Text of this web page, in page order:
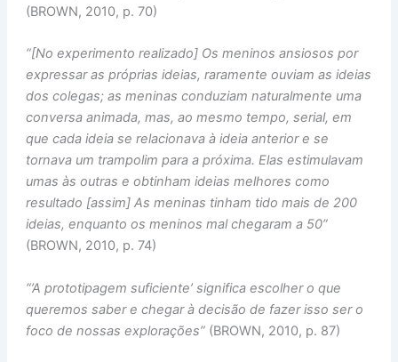
(BROWN, 2010, p. 70)
“[No experimento realizado] Os meninos ansiosos por
expressar as próprias ideias, raramente ouviam as ideias
dos colegas; as meninas conduziam naturalmente uma
conversa animada, mas, ao mesmo tempo, serial, em
que cada ideia se relacionava à ideia anterior e se
tornava um trampolim para a próxima. Elas estimulavam
umas às outras e obtinham ideias melhores como
resultado [assim] As meninas tinham tido mais de 200
ideias, enquanto os meninos mal chegaram a 50”
(BROWN, 2010, p. 74)
“’A prototipagem suficiente’ significa escolher o que
queremos saber e chegar à decisão de fazer isso ser o
foco de nossas explorações” (BROWN, 2010, p. 87)